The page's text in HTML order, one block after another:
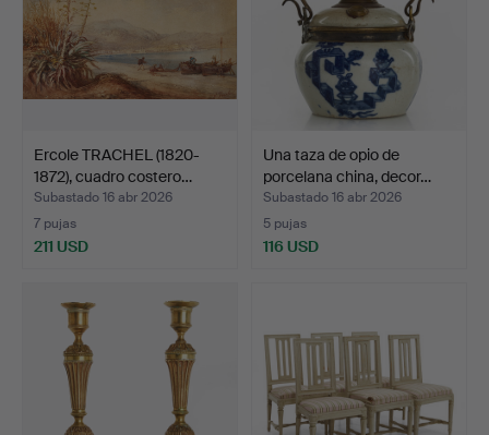
Ercole TRACHEL (1820-
1872), cuadro costero…
Subastado 16 abr 2026
7 pujas
211 USD
Una taza de opio de
porcelana china, decor…
Subastado 16 abr 2026
5 pujas
116 USD